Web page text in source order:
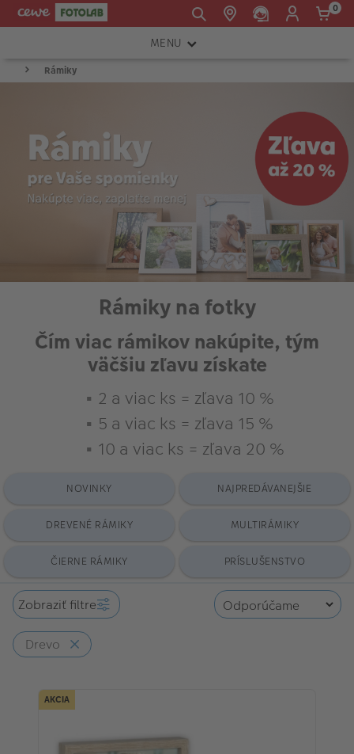
0
MENU
FOTOAPARÁTY
TLAČIARNE A SKENERY
PRÍSLUŠENSTVO
RÁMIKY
Akcie a zľavy
CEWE Fotoprodukty
Rámiky
Rámiky na fotky
Čím viac rámikov nakúpite, tým
väčšiu zľavu získate
2 a viac ks = zľava 10 %
5 a viac ks = zľava 15 %
10 a viac ks = zľava 20 %
NOVINKY NAJPREDÁVANEJŠIE
DREVENÉ RÁMIKY MULTIRÁMIKY
ČIERNE RÁMIKY PRÍSLUŠENSTVO
Zobraziť filtre
Drevo
AKCIA